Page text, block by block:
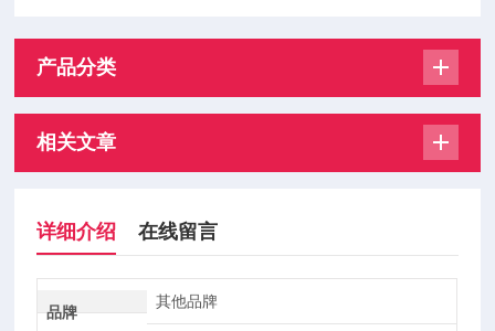
产品分类
相关文章
详细介绍 在线留言
品牌
其他品牌